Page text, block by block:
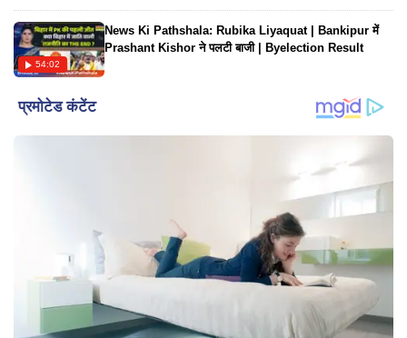
54:02
News Ki Pathshala: Rubika Liyaquat | Bankipur में
Prashant Kishor ने पलटी बाजी | Byelection Result